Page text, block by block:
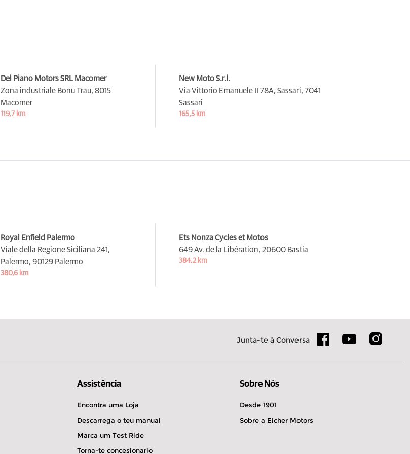
Del Piano Motors SRL Macomer
Zona industriale Bonu Trau, 8015
Macomer
119,7 km
New Moto S.r.l.
Via Vittorio Emanuele II 78A, Sassari, 7041
Sassari
165,5 km
Royal Enfield Palermo
Viale della Regione Siciliana 241,
Palermo, 90129 Palermo
380,6 km
Ets Nonza Cycles et Motos
649 Av. de la Libération, 20600 Bastia
384,2 km
Junta-te à Conversa
Assistência
Encontra uma Loja
Descarrega o teu manual
Marca um Test Ride
Torna-te concesionario
Sobre Nós
Desde 1901
Sobre a Eicher Motors